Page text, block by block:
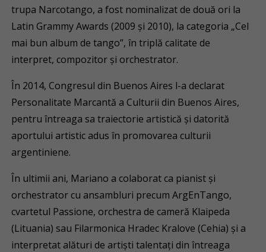
trupa Narcotango, a fost nominalizat de două ori la
Latin Grammy Awards (2009 şi 2010), la categoria „Cel
mai bun album de tango”, în triplă calitate de
interpret, compozitor și orchestrator.
În 2014, Congresul din Buenos Aires l-a declarat
Personalitate Marcantă a Culturii din Buenos Aires,
pentru întreaga sa traiectorie artistică şi datorită
aportului artistic adus în promovarea culturii
argentiniene.
În ultimii ani, Mariano a colaborat ca pianist și
orchestrator cu ansambluri precum ArgEnTango,
cvartetul Passione, orchestra de cameră Klaipeda
(Lituania) sau Filarmonica Hradec Kralove (Cehia) și a
interpretat alături de artiști talentați din întreaga